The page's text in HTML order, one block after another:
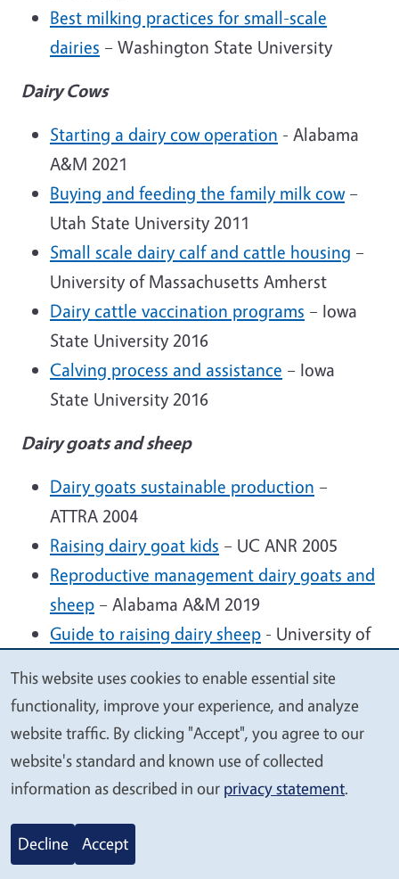
Best milking practices for small-scale
dairies – Washington State University
Dairy Cows
Starting a dairy cow operation - Alabama
A&M 2021
Buying and feeding the family milk cow–
Utah State University 2011
Small scale dairy calf and cattle housing –
University of Massachusetts Amherst
Dairy cattle vaccination programs – Iowa
State University 2016
Calving process and assistance – Iowa
State University 2016
Dairy goats and sheep
Dairy goats sustainable production –
ATTRA 2004
Raising dairy goat kids – UC ANR 2005
Reproductive management dairy goats and
sheep – Alabama A&M 2019
Guide to raising dairy sheep - University of
Tools for managing internal parasites in
small ruminants animal selection
- ATTRA
2012
Beginner dairy goat fact sheet - Iowa State
Dairy sheep basics
2021
We
value
your
privacy
This website uses cookies to enable essential site
functionality, improve your experience, and analyze
website traffic. By clicking "Accept", you agree to our
website's standard and known use of collected
information as described in our privacy statement.
Decline Accept